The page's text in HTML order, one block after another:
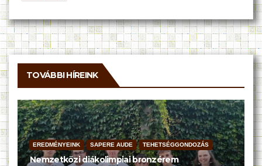
TOVÁBBI HÍREINK
EREDMÉNYEINK SAPERE AUDE TEHETSÉGGONDOZÁS
Nemzetközi diákolimpiai bronzérem